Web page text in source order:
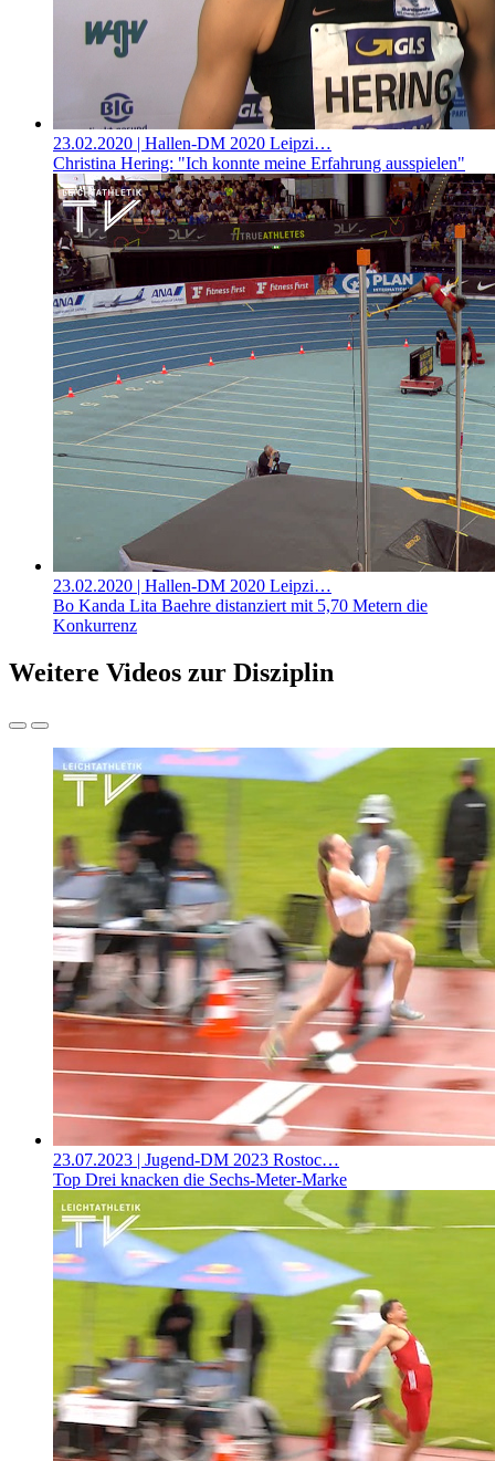
23.02.2020 | Hallen-DM 2020 Leipzi…
Christina Hering: "Ich konnte meine Erfahrung ausspielen"
23.02.2020 | Hallen-DM 2020 Leipzi…
Bo Kanda Lita Baehre distanziert mit 5,70 Metern die
Konkurrenz
Weitere Videos zur Disziplin
23.07.2023 | Jugend-DM 2023 Rostoc…
Top Drei knacken die Sechs-Meter-Marke